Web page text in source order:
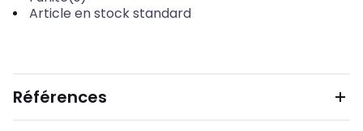
Article en stock standard
Références